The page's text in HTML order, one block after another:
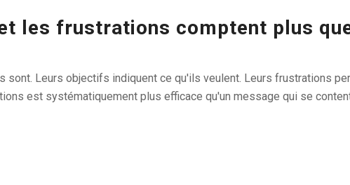
les frustrations comptent plus
sont. Leurs objectifs indiquent ce qu'ils veulent. Leurs frustrations
est systématiquement plus efficace qu'un message qui se